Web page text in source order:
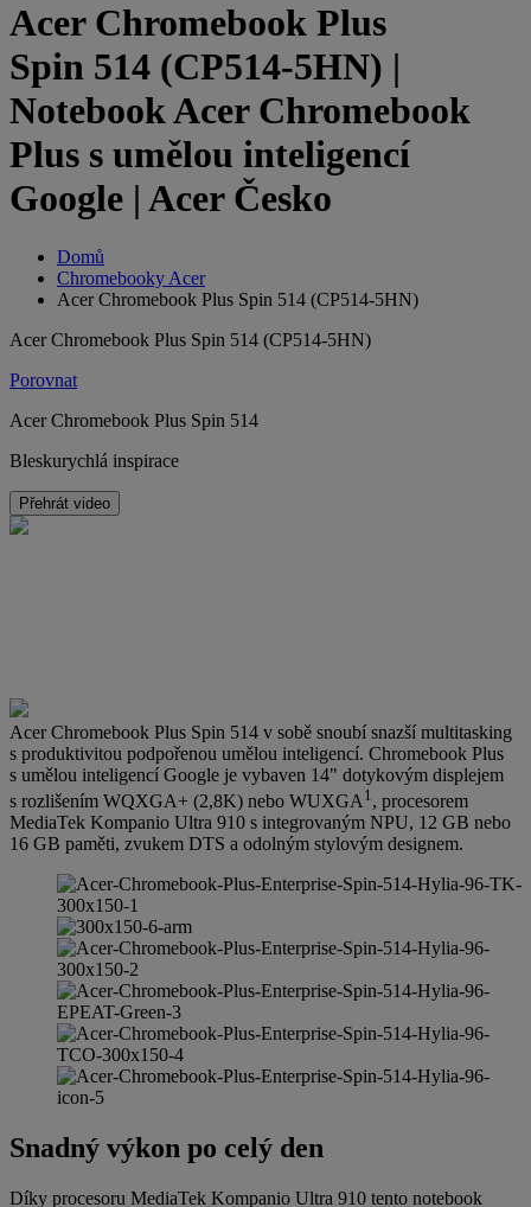
Acer Chromebook Plus
Spin 514 (CP514-5HN) |
Notebook Acer Chromebook
Plus s umělou inteligencí
Google | Acer Česko
Domů
Chromebooky Acer
Acer Chromebook Plus Spin 514 (CP514-5HN)
Acer Chromebook Plus Spin 514 (CP514-5HN)
Porovnat
Acer Chromebook Plus Spin 514
Bleskurychlá inspirace
Přehrát video
Acer Chromebook Plus Spin 514 v sobě snoubí snazší multitasking
s produktivitou podpořenou umělou inteligencí. Chromebook Plus
s umělou inteligencí Google je vybaven 14" dotykovým displejem
s rozlišením WQXGA+ (2,8K) nebo WUXGA 1 , procesorem
MediaTek Kompanio Ultra 910 s integrovaným NPU, 12 GB nebo
16 GB paměti, zvukem DTS a odolným stylovým designem.
Snadný výkon po celý den
Díky procesoru MediaTek Kompanio Ultra 910 tento notebook